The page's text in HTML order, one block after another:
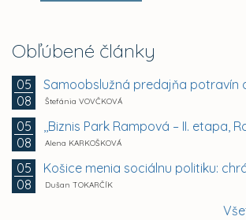
Obľúbené články
05
08
Štefánia VOVČKOVÁ
05
08
,,Biznis Park Rampová – II. etapa,
Alena KARKOŠKOVÁ
05
08
Dušan TOKARČÍK